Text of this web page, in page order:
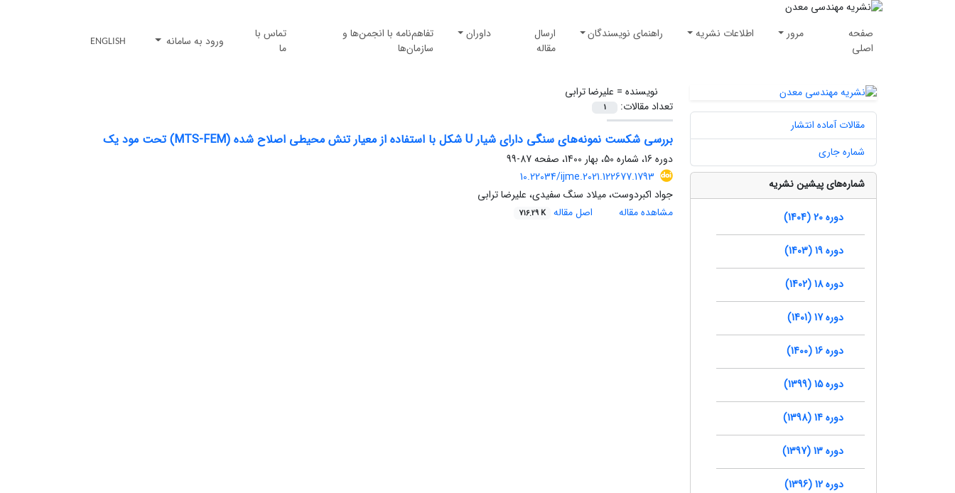
صفحه
اصلی
مرور اطلاعات نشریه راهنمای نویسندگان
ارسال
مقاله
داوران
تفاهم‌نامه با انجمن‌ها و
سازمان‌ها
تماس با
ما
ورود به سامانه ENGLISH
نویسنده = علیرضا ترابی
تعداد مقالات:
1
بررسی شکست نمونه‌های سنگی دارای شیار U شکل با استفاده از معیار تنش محیطی اصلاح شده (MTS-FEM) تحت مود یک
دوره 16، شماره 50، بهار 1400، صفحه
87-99
10.22034/ijme.2021.122677.1793
جواد اکبردوست، میلاد سنگ سفیدی، علیرضا ترابی
مشاهده مقاله
اصل مقاله 716.29 K
مقالات آماده انتشار
شماره جاری
شماره‌های پیشین نشریه
دوره 20 (1404)
دوره 19 (1403)
دوره 18 (1402)
دوره 17 (1401)
دوره 16 (1400)
دوره 15 (1399)
دوره 14 (1398)
دوره 13 (1397)
دوره 12 (1396)